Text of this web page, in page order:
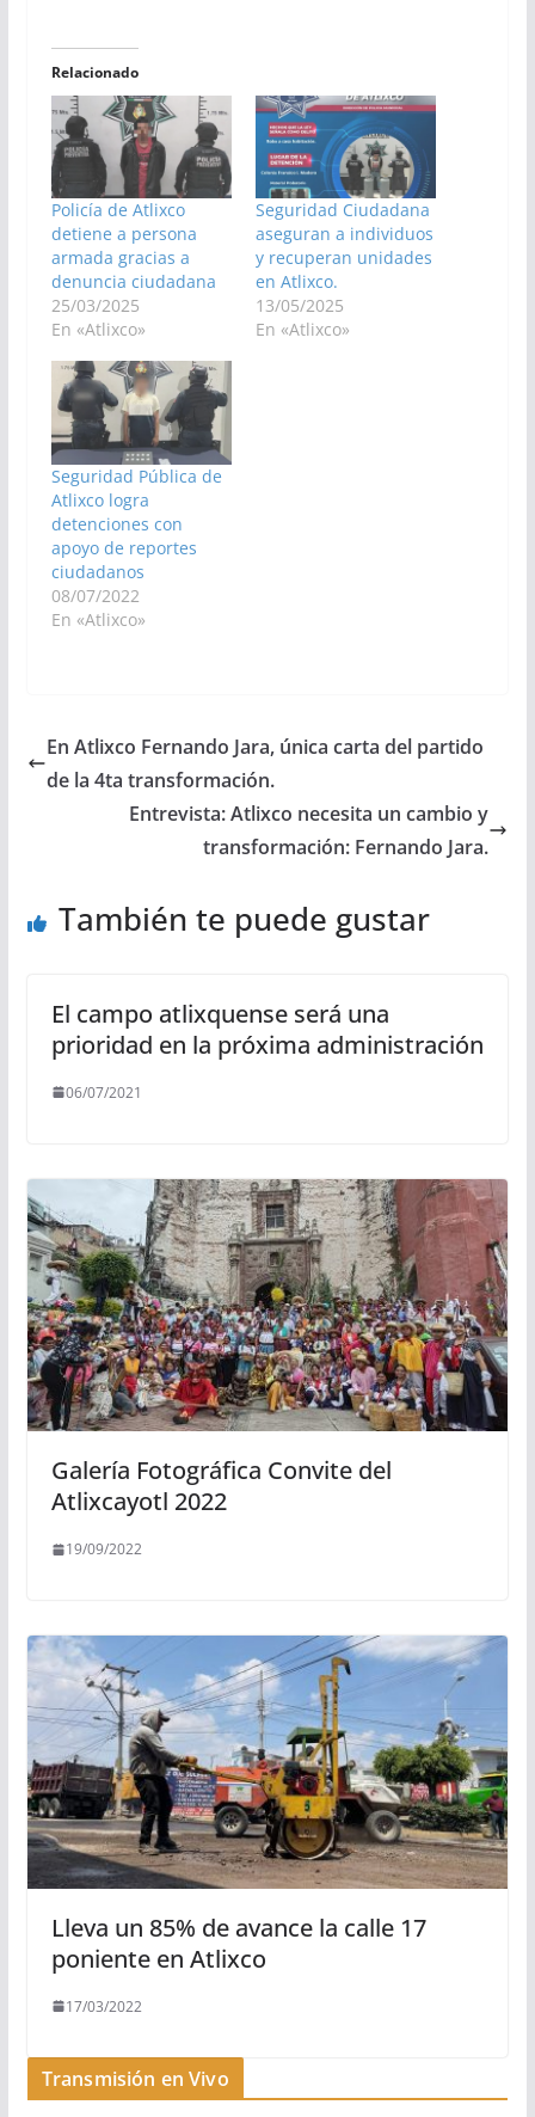
Relacionado
Policía de Atlixco
detiene a persona
armada gracias a
denuncia ciudadana
25/03/2025
En «Atlixco»
Seguridad Ciudadana
aseguran a individuos
y recuperan unidades
en Atlixco.
13/05/2025
En «Atlixco»
Seguridad Pública de
Atlixco logra
detenciones con
apoyo de reportes
ciudadanos
08/07/2022
En «Atlixco»
En Atlixco Fernando Jara, única carta del partido
de la 4ta transformación.
Entrevista: Atlixco necesita un cambio y
transformación: Fernando Jara.
También te puede gustar
El campo atlixquense será una
prioridad en la próxima administración
06/07/2021
Galería Fotográfica Convite del
Atlixcayotl 2022
19/09/2022
Lleva un 85% de avance la calle 17
poniente en Atlixco
17/03/2022
Transmisión en Vivo